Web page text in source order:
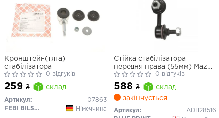
Кронштейн(тяга)
стабілізатора
0 відгуків
259 ₴ склад
Артикул:
07863
FEBI BILSTEIN
Німеччина
Стійка стабілізатора
передня права (55мм) Mazda
Xedos 9 2.0–2.5 07.93–09.02
0 відгуків
588 ₴
склад
закінчується
Артикул:
ADH28516